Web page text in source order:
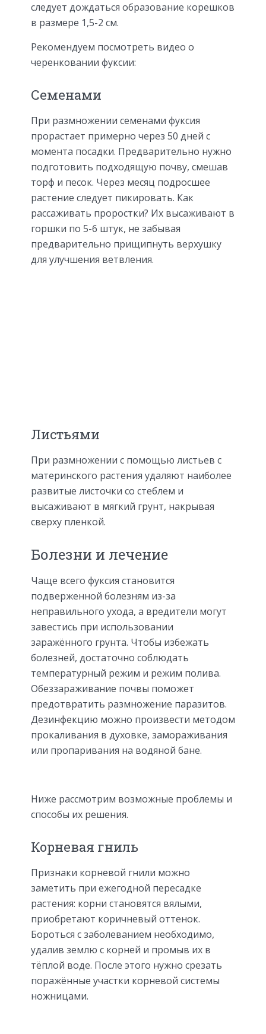
следует дождаться образование корешков
в размере 1,5-2 см.
Рекомендуем посмотреть видео о
черенковании фуксии:
Семенами
При размножении семенами фуксия
прорастает примерно через 50 дней с
момента посадки. Предварительно нужно
подготовить подходящую почву, смешав
торф и песок. Через месяц подросшее
растение следует пикировать. Как
рассаживать проростки? Их высаживают в
горшки по 5-6 штук, не забывая
предварительно прищипнуть верхушку
для улучшения ветвления.
Листьями
При размножении с помощью листьев с
материнского растения удаляют наиболее
развитые листочки со стеблем и
высаживают в мягкий грунт, накрывая
сверху пленкой.
Болезни и лечение
Чаще всего фуксия становится
подверженной болезням из-за
неправильного ухода, а вредители могут
завестись при использовании
заражённого грунта. Чтобы избежать
болезней, достаточно соблюдать
температурный режим и режим полива.
Обеззараживание почвы поможет
предотвратить размножение паразитов.
Дезинфекцию можно произвести методом
прокаливания в духовке, замораживания
или пропаривания на водяной бане.
Ниже рассмотрим возможные проблемы и
способы их решения.
Корневая гниль
Признаки корневой гнили можно
заметить при ежегодной пересадке
растения: корни становятся вялыми,
приобретают коричневый оттенок.
Бороться с заболеванием необходимо,
удалив землю с корней и промыв их в
тёплой воде. После этого нужно срезать
поражённые участки корневой системы
ножницами.